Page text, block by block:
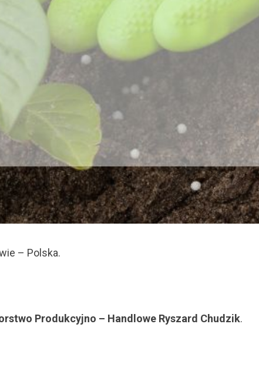
– Polska.
Produkcyjno – Handlowe Ryszard Chudzik.